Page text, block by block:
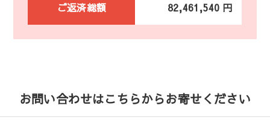
ご返済総額 82,461,540 円
お問い合わせはこちらからお寄せください